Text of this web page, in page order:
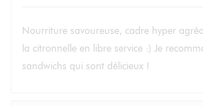
Nourriture savoureuse, cadre hyper
la citronnelle en libre service :) Je
sandwichs qui sont délicieux !